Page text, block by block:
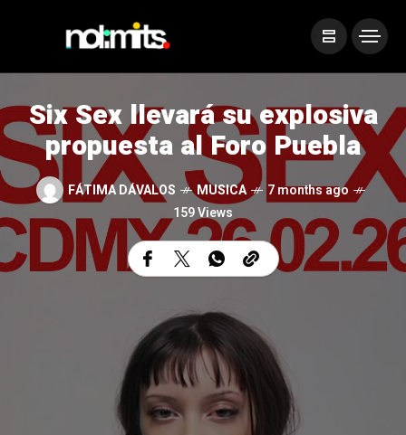
Six Sex llevará su explosiva
propuesta al Foro Puebla
FÁTIMA DÁVALOS MUSICA
7 months ago
159 Views